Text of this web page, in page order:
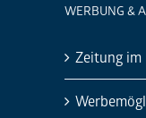
WERBUNG &
Zeitung im